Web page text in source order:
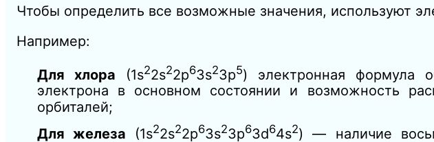
Чтобы определить все возможные значения, используют
Например:
Для хлора (1s22s22p63s23p5) электронная формула
электрона в основном состоянии и возможность
орбиталей;
Для железа (1s22s22p63s23p63d64s2) — наличие